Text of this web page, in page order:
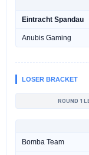
Eintracht Spandau
Anubis Gaming
LOSER BRACKET
ROUND 1
Bomba Team